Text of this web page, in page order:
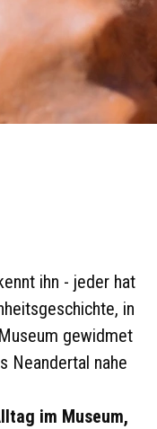
ihn - jeder hat
in
gewidmet
Neandertal nahe
im Museum,